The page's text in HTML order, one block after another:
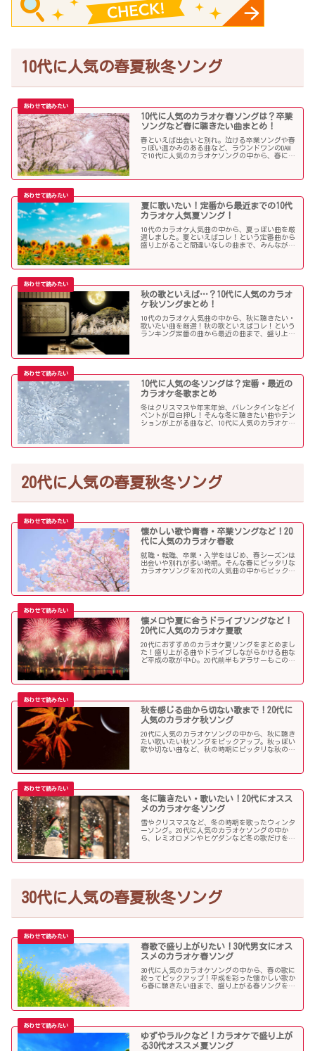
10代に人気の春夏秋冬ソング
10代に人気のカラオケ春ソングは？卒業
ソングなど春に聴きたい曲まとめ！
春といえば出会いと別れ。泣ける卒業ソングや春
っぽい温かみのある曲など、ラウンドワンのDAM
で10代に人気のカラオケソングの中から、春に聴
夏に歌いたい！定番から最近までの10代
カラオケ人気夏ソング！
10代のカラオケ人気曲の中から、夏っぽい曲を厳
選しました。夏といえばコレ！という定番曲から
盛り上がること間違いなしの曲まで、みんなが選
秋の歌といえば…？10代に人気のカラオ
ケ秋ソングまとめ！
10代のカラオケ人気曲の中から、秋に聴きたい・
歌いたい曲を厳選！秋の歌といえばコレ！という
ランキング定番の曲から最近の曲まで、盛り上が
10代に人気の冬ソングは？定番・最近の
カラオケ冬歌まとめ
冬はクリスマスや年末年始、バレンタインなどイ
ベントが目白押し！そんな冬に聴きたい曲やテン
ションが上がる曲など、10代に人気のカラオケソ
20代に人気の春夏秋冬ソング
懐かしい歌や青春・卒業ソングなど！20
代に人気のカラオケ春歌
就職・転職、卒業・入学をはじめ、春シーズンは
出会いや別れが多い時期。そんな春にピッタリな
カラオケソングを20代の人気曲の中からピックア
懐メロや夏に合うドライブソングなど！
20代に人気のカラオケ夏歌
20代におすすめのカラオケ夏ソングをまとめまし
た！盛り上がる曲やドライブしながらかける曲な
ど平成の歌が中心。20代前半もアラサーもこの曲
秋を感じる曲から切ない歌まで！20代に
人気のカラオケ秋ソング
20代に人気のカラオケソングの中から、秋に聴き
たい歌いたい秋ソングをピックアップ。秋っぽい
歌や切ない曲など、秋の時期にピッタリな秋の歌
冬に聴きたい・歌いたい！20代にオスス
メのカラオケ冬ソング
雪やクリスマスなど、冬の時期を歌ったウィンタ
ーソング。20代に人気のカラオケソングの中か
ら、レミオロメンやヒゲダンなど冬の歌だけを個
30代に人気の春夏秋冬ソング
春歌で盛り上がりたい！30代男女にオス
スメのカラオケ春ソング
30代に人気のカラオケソングの中から、春の歌に
絞ってピックアップ！平成を彩った懐かしい歌か
ら春に聴きたい曲まで、盛り上がる春ソングを集
ゆずやラルクなど！カラオケで盛り上が
る30代オススメ夏ソング